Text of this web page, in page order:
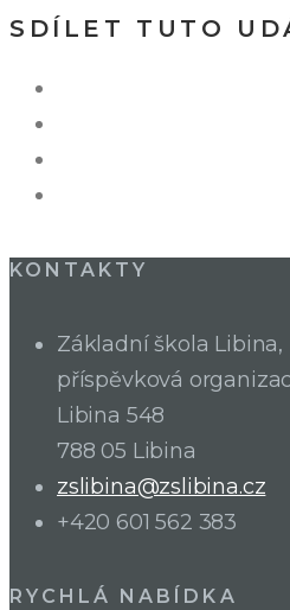
SDÍLET TUTO
KONTAKTY
Základní škola Libina,
příspěvková
Libina 548
788 05 Libina
zslibina@zslibina.cz
+420 601 562 383
RYCHLÁ NABÍDKA